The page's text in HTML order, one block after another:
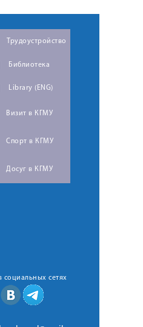
Трудоустройство
Библиотека
Library (ENG)
Визит в КГМУ
Спорт в КГМУ
Досуг в КГМУ
социальных сетях